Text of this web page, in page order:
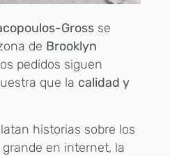
Gross se
de Brooklyn
pedidos siguen
que la calidad y
historias sobre los
en internet, la